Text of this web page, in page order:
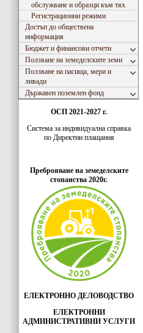
обслужване и образци към тях
Регистрационни режими
Достъп до обществена
информация
Бюджет и финансови отчети
Ползване на земеделските земи
Ползване на пасища, мери и
ливади
Държавен поземлен фонд
ОСП 2021-2027 г.
Система за индивидуaлна справка
по Директни плащания
Преброяване на земеделските
стопанства 2020г.
ЕЛЕКТРОННО ДЕЛОВОДСТВО
ЕЛЕКТРОННИ
АДМИНИСТРАТИВНИ УСЛУГИ